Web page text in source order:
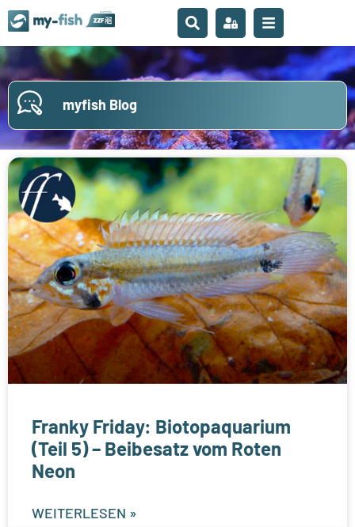
myfish Blog
Franky Friday: Biotopaquarium
(Teil 5) – Beibesatz vom Roten
Neon
WEITERLESEN »